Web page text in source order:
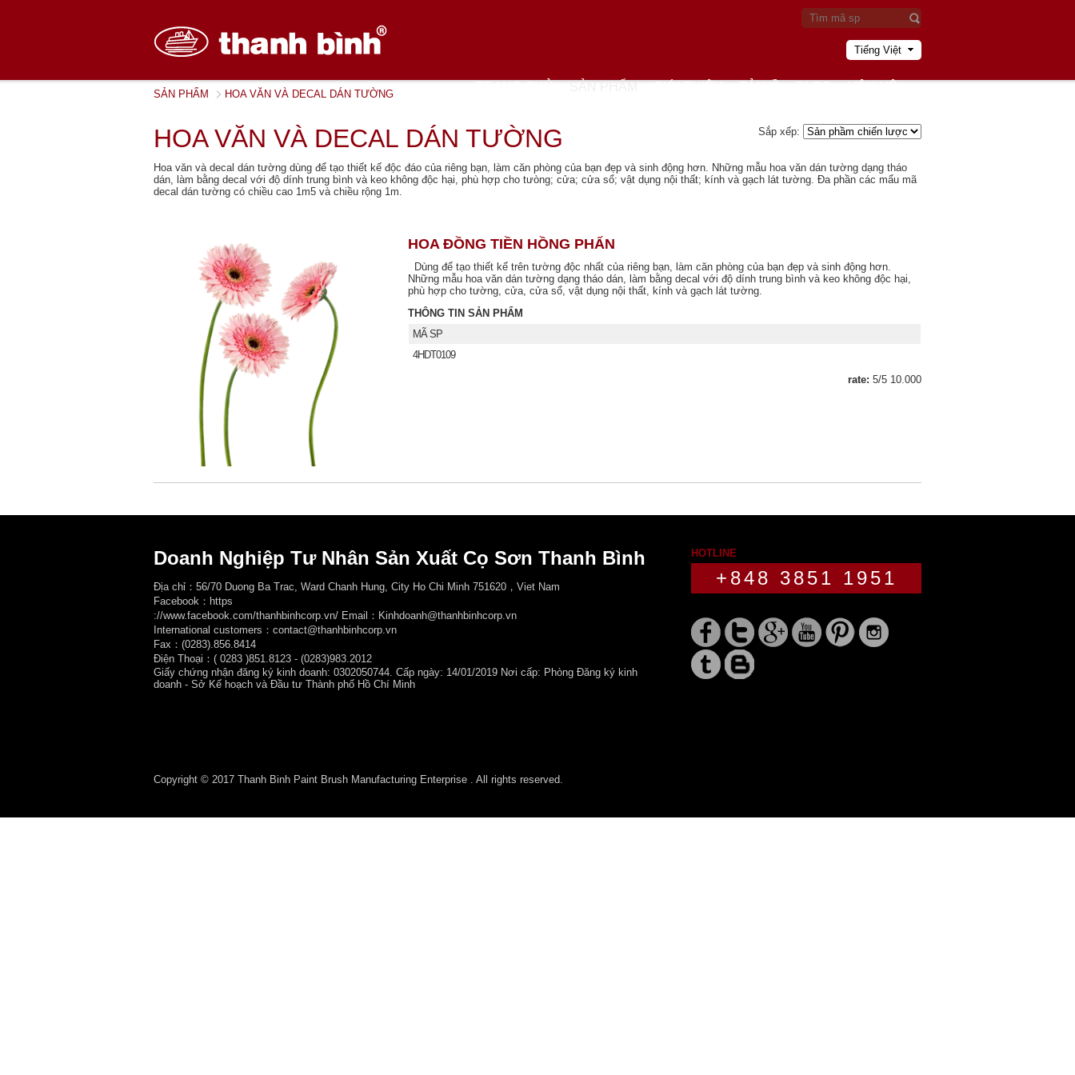
Tiếng Việt
SẢN PHẨM HOA VĂN VÀ DECAL DÁN TƯỜNG
Sắp xếp:
HOA VĂN VÀ DECAL DÁN TƯỜNG
Hoa văn và decal dán tường dùng để tạo thiết kế độc đáo của riêng bạn, làm căn phòng của bạn đẹp và sinh động hơn. Những mẫu hoa văn dán tường dạng tháo
dán, làm bằng decal với độ dính trung bình và keo không độc hại, phù hợp cho tưòng; cửa; cửa sổ; vật dụng nội thất; kính và gạch lát tường. Đa phần các mẩu mã
decal dán tường có chiều cao 1m5 và chiều rộng 1m.
HOA ĐỒNG TIỀN HỒNG PHẤN
Dùng để tạo thiết kế trên tường độc nhất của riêng bạn, làm căn phòng của bạn đẹp và sinh động hơn.
Những mẫu hoa văn dán tường dạng tháo dán, làm bằng decal với độ dính trung bình và keo không độc hại,
phù hợp cho tường, cửa, cửa sổ, vật dụng nội thất, kính và gạch lát tường.
THÔNG TIN SẢN PHẨM
MÃ SP
4HDT0109
rate: 5/5 10.000
HOTLINE
+848 3851 1951
Doanh Nghiệp Tư Nhân Sản Xuất Cọ Sơn Thanh Bình
Địa chỉ：56/70 Duong Ba Trac, Ward Chanh Hung, City Ho Chi Minh 751620，Viet Nam
Facebook： https
://www.facebook.com/thanhbinhcorp.vn/ Email：Kinhdoanh@thanhbinhcorp.vn
International customers：contact@thanhbinhcorp.vn
Fax：(0283).856.8414
Điện Thoại：( 0283 )851.8123 - (0283)983.2012
Giấy chứng nhận đăng ký kinh doanh: 0302050744. Cấp ngày: 14/01/2019 Nơi cấp: Phòng Đăng ký kinh
doanh - Sở Kế hoạch và Đầu tư Thành phố Hồ Chí Minh
Copyright © 2017 Thanh Binh Paint Brush Manufacturing Enterprise . All rights reserved.